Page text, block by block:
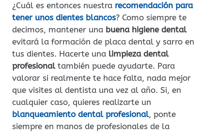
¿Cuál es entonces nuestra recomendación para
tener unos dientes blancos? Como siempre te
decimos, mantener una buena higiene dental
evitará la formación de placa dental y sarro en
tus dientes. Hacerte una limpieza dental
profesionaltambién puede ayudarte. Para
valorar si realmente te hace falta, nada mejor
que visites al dentista una vez al año. Si, en
cualquier caso, quieres realizarte un
blanqueamiento dental profesional, ponte
siempre en manos de profesionales de la